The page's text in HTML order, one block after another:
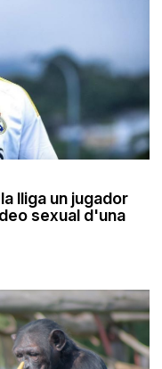
lliga un jugador
sexual d'una